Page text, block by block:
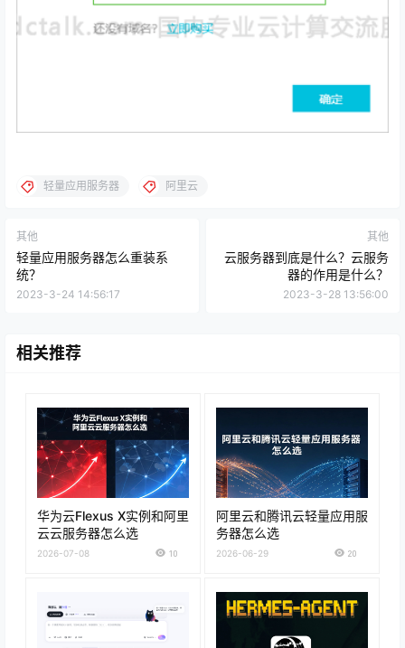
轻量应用服务器 阿里云
其他
轻量应用服务器怎么重装系
统？
2023-3-24 14:56:17
其他
云服务器到底是什么？云服务
器的作用是什么？
2023-3-28 13:56:00
相关推荐
华为云Flexus X实例和阿里
云云服务器怎么选
2026-07-08 10
阿里云和腾讯云轻量应用服
务器怎么选
2026-06-29 20